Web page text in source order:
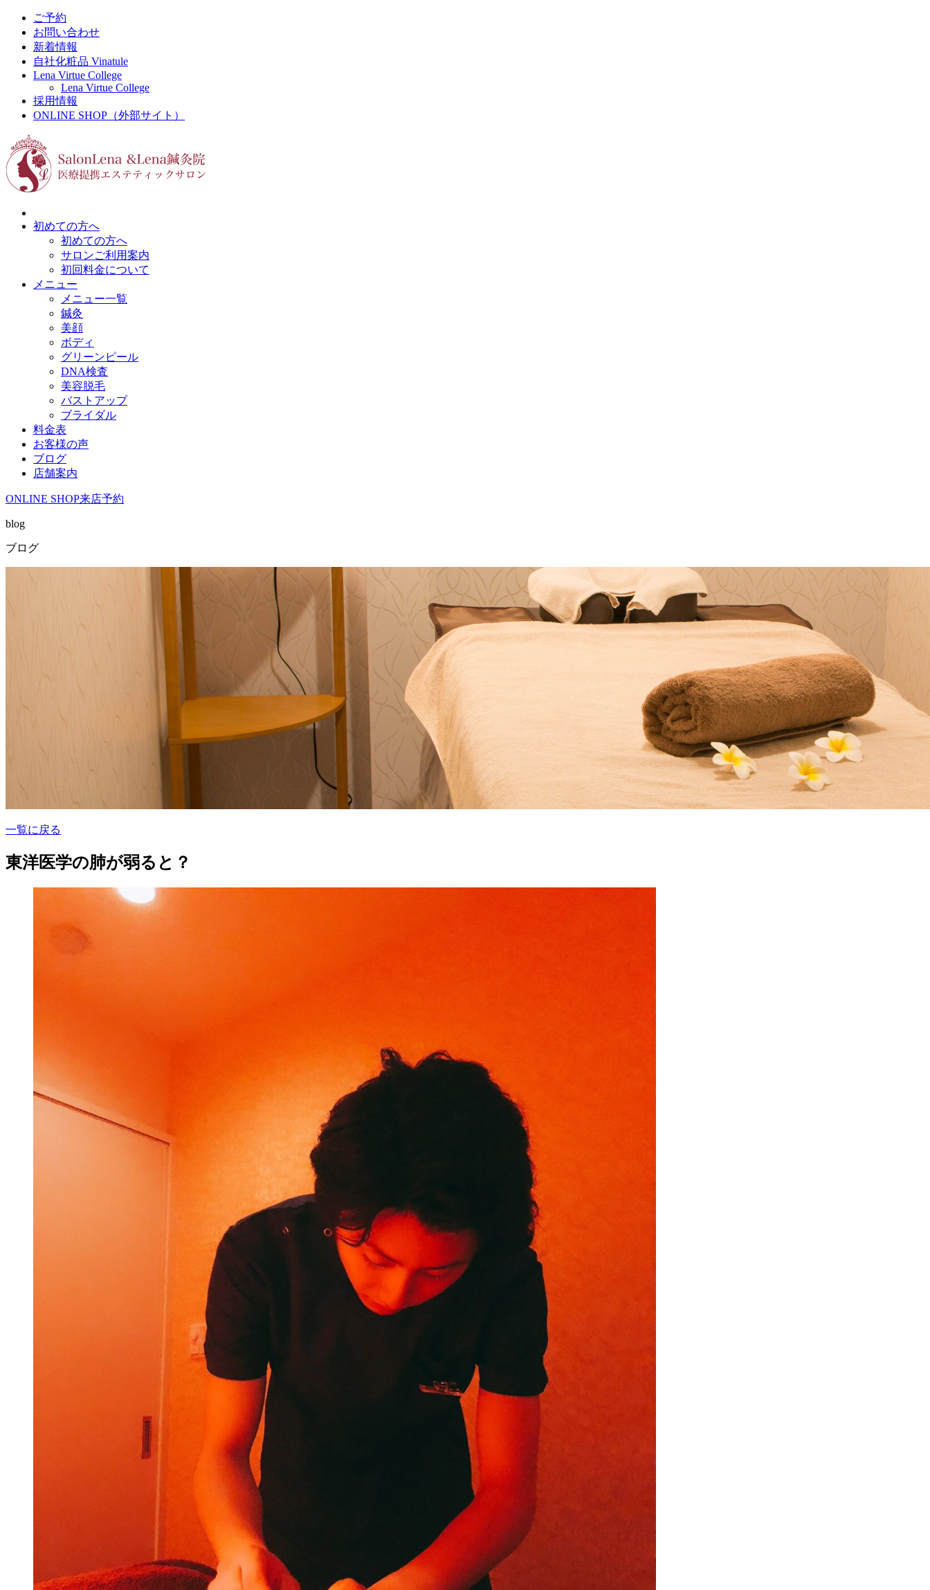
ご予約
お問い合わせ
新着情報
自社化粧品 Vinatule
Lena Virtue College
Lena Virtue College
採用情報
ONLINE SHOP（外部サイト）
初めての方へ
初めての方へ
サロンご利用案内
初回料金について
メニュー
メニュー一覧
鍼灸
美顔
ボディ
グリーンピール
DNA検査
美容脱毛
バストアップ
ブライダル
料金表
お客様の声
ブログ
店舗案内
ONLINE SHOP来店予約
blog
ブログ
一覧に戻る
東洋医学の肺が弱ると？